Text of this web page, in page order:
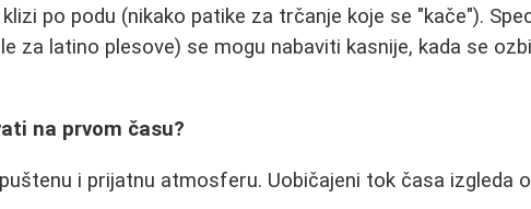
po podu (nikako patike za trčanje koje se "kače").
za latino plesove) se mogu nabaviti kasnije, kada se
na prvom času?
i prijatnu atmosferu. Uobičajeni tok časa izgleda